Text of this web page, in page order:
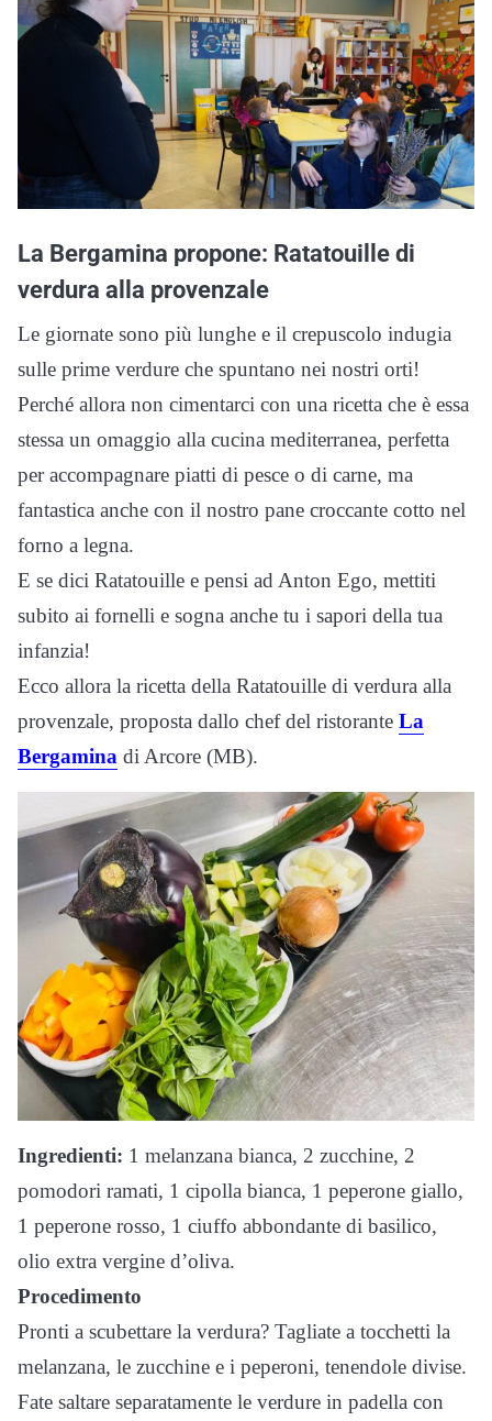
La Bergamina propone: Ratatouille di
verdura alla provenzale
Le giornate sono più lunghe e il crepuscolo indugia
sulle prime verdure che spuntano nei nostri orti!
Perché allora non cimentarci con una ricetta che è essa
stessa un omaggio alla cucina mediterranea, perfetta
per accompagnare piatti di pesce o di carne, ma
fantastica anche con il nostro pane croccante cotto nel
forno a legna.
E se dici Ratatouille e pensi ad Anton Ego, mettiti
subito ai fornelli e sogna anche tu i sapori della tua
infanzia!
Ecco allora la ricetta della Ratatouille di verdura alla
provenzale, proposta dallo chef del ristorante La
Bergamina di Arcore (MB).
Ingredienti: 1 melanzana bianca, 2 zucchine, 2
pomodori ramati, 1 cipolla bianca, 1 peperone giallo,
1 peperone rosso, 1 ciuffo abbondante di basilico,
olio extra vergine d’oliva.
Procedimento
Pronti a scubettare la verdura? Tagliate a tocchetti la
melanzana, le zucchine e i peperoni, tenendole divise.
Fate saltare separatamente le verdure in padella con